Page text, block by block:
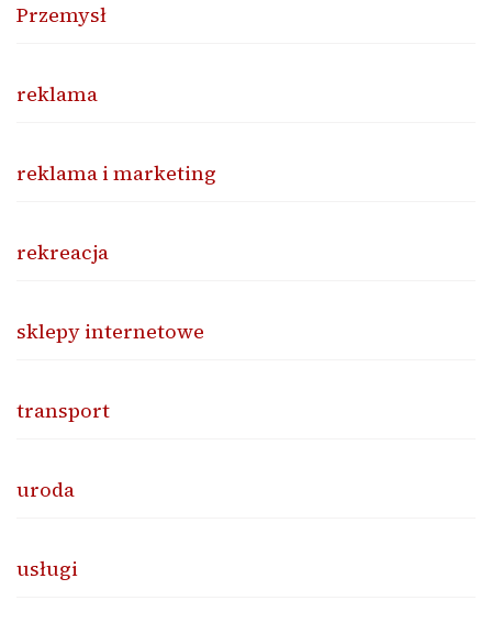
Przemysł
reklama
reklama i marketing
rekreacja
sklepy internetowe
transport
uroda
usługi